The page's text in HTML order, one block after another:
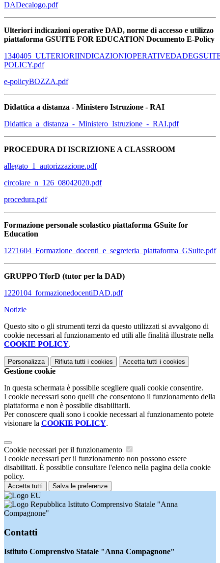
DADecalogo.pdf
Ulteriori indicazioni operative DAD, norme di accesso e utilizzo
piattaforma GSUITE FOR EDUCATION Documento E-Policy
POLICY.pdf
e-policyBOZZA.pdf
Didattica a distanza - Ministero Istruzione - RAI
Didattica_a_distanza_-_Ministero_Istruzione_-_RAI.pdf
PROCEDURA DI ISCRIZIONE A CLASSROOM
allegato_1_autorizzazione.pdf
circolare_n_126_08042020.pdf
procedura.pdf
Formazione personale scolastico piattaforma GSuite for
Education
1271604_Formazione_docenti_e_segreteria_piattaforma_GSuite.pdf
GRUPPO TforD (tutor per la DAD)
1220104_formazionedocentiDAD.pdf
Notizie
Questo sito o gli strumenti terzi da questo utilizzati si avvalgono di
cookie necessari al funzionamento ed utili alle finalità illustrate nella
COOKIE POLICY.
Personalizza Rifiuta tutti i cookies Accetta tutti i cookies
Gestione cookie
In questa schermata è possibile scegliere quali cookie consentire.
I cookie necessari sono quelli che consentono il funzionamento della
piattaforma e non è possibile disabilitarli.
Per conoscere quali sono i cookie necessari al funzionamento potete
visionare la COOKIE POLICY.
Cookie necessari per il funzionamento
I cookie necessari per il funzionamento non possono essere
disabilitati. È possibile consultare l'elenco nella pagina della cookie
policy.
Accetta tutti Salva le preferenze
Istituto Comprensivo Statale "Anna
Compagnone"
Contatti
Istituto Comprensivo Statale "Anna Compagnone"